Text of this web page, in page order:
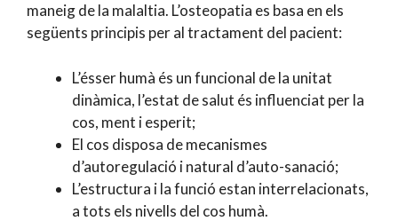
maneig de la malaltia. L’osteopatia es basa en els
següents principis per al tractament del pacient:
L’ésser humà és un funcional de la unitat
dinàmica, l’estat de salut és influenciat per la
cos, ment i esperit;
El cos disposa de mecanismes
d’autoregulació i natural d’auto-sanació;
L’estructura i la funció estan interrelacionats,
a tots els nivells del cos humà.